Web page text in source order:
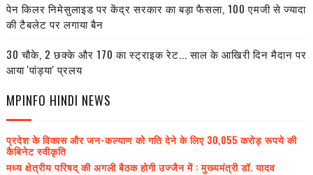
पेन किलर निमेसुलाइड पर केंद्र सरकार का बड़ा फैसला, 100 एमजी से ज्यादा
की टैबलेट पर लगाया बैन
30 चौके, 2 छक्के और 170 का स्ट्राइक रेट... साल के आखिरी दिन मैदान पर
आया 'पांड्या' प्रलय
MPINFO HINDI NEWS
प्रदेश के विकास और जन-कल्याण को गति देने के लिए 30,055 करोड़ रूपये की
कैबिनेट स्वीकृति
मध्य क्षेत्रीय परिषद् की अगली बैठक होगी उज्जैन में : मुख्यमंत्री डॉ. यादव